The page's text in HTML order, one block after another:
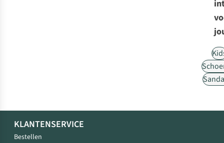
KLANTENSERVICE
Bestellen